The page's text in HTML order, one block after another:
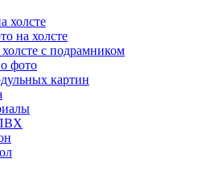
холсте
на холсте
с подрамником
фото
картин